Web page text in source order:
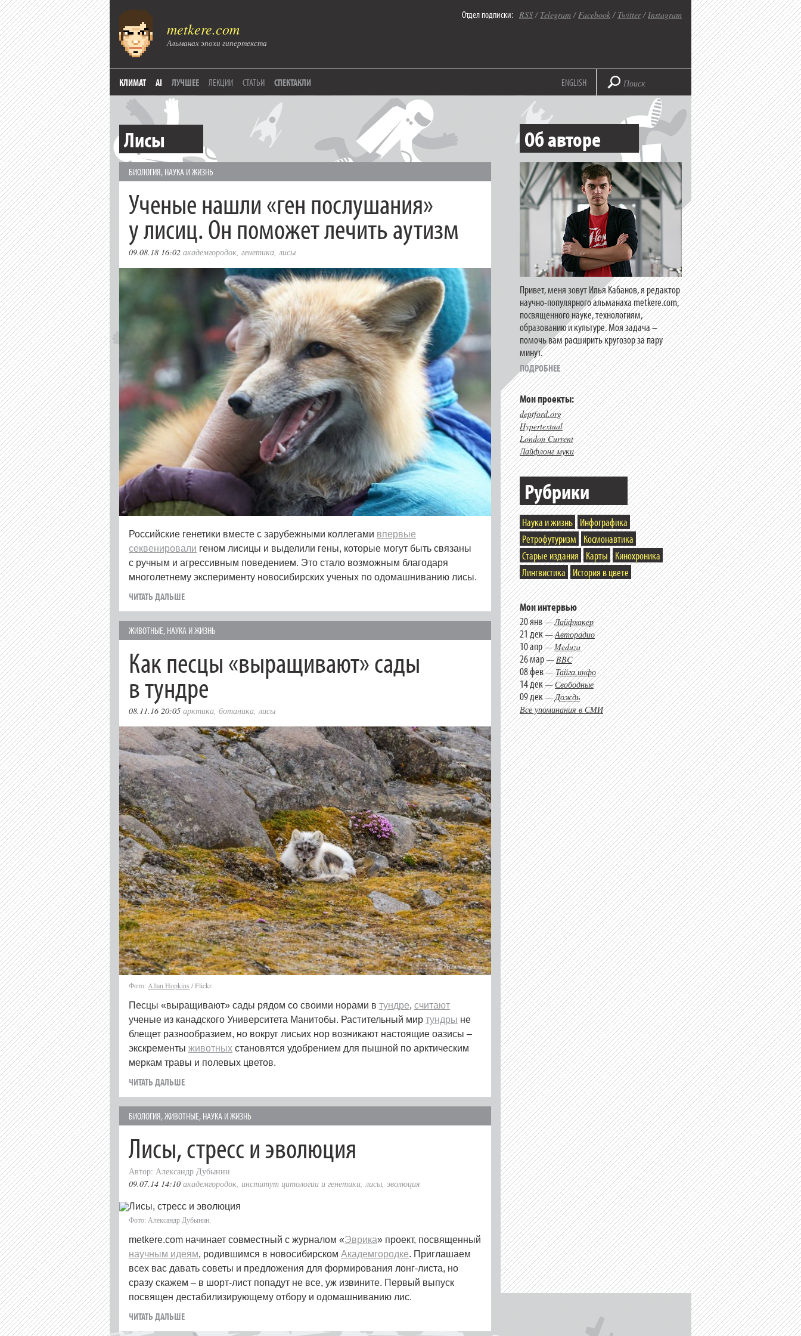
metkere.com
Альманах эпохи гипертекста
Отдел подписки: RSS/ Telegram/Facebook/ Twitter/Instagram
КЛИМАТ AI ЛУЧШЕЕ ЛЕКЦИИ СТАТЬИ СПЕКТАКЛИ ENGLISH
Лисы
БИОЛОГИЯ, НАУКА И ЖИЗНЬ
Ученые нашли «ген послушания»
у лисиц. Он поможет лечить аутизм
09.08.18 16:02 академгородок, генетика,лисы
Российские генетики вместе с зарубежными коллегами впервые
секвенировали геном лисицы и выделили гены, которые могут быть связаны
с ручным и агрессивным поведением. Это стало возможным благодаря
многолетнему эксперименту новосибирских ученых по одомашниванию лисы.
ЧИТАТЬ ДАЛЬШЕ
ЖИВОТНЫЕ, НАУКА И ЖИЗНЬ
Как песцы «выращивают» сады
в тундре
08.11.16 20:05 арктика, ботаника,лисы
Фото: Allan Hopkins / Flickr.
Песцы «выращивают» сады рядом со своими норами в тундре, считают
ученые из канадского Университета Манитобы. Растительный мир тундры не
блещет разнообразием, но вокруг лисьих нор возникают настоящие оазисы –
экскременты животных становятся удобрением для пышной по арктическим
меркам травы и полевых цветов.
ЧИТАТЬ ДАЛЬШЕ
БИОЛОГИЯ,ЖИВОТНЫЕ, НАУКА И ЖИЗНЬ
Лисы, стресс и эволюция
Автор: Александр Дубынин
09.07.14 14:10 академгородок институт цитологии и генетики лисы эволюция
Фото: Александр Дубынин.
metkere.com начинает совместный с журналом «Эврика» проект, посвященный
научным идеям, родившимся в новосибирском Академгородке. Приглашаем
всех вас давать советы и предложения для формирования лонг-листа, но
сразу скажем – в шорт-лист попадут не все, уж извините. Первый выпуск
посвящен дестабилизирующему отбору и одомашниванию лис.
ЧИТАТЬ ДАЛЬШЕ
Об авторе
Привет, меня зовут Илья Кабанов, я редактор
научно-популярного альманаха metkere.com,
посвященного науке, технологиям,
образованию и культуре. Моя задача –
помочь вам расширить кругозор за пару
минут.
ПОДРОБНЕЕ
Мои проекты:
deptford.org
Hypertextual
London Current
Лайфлонг муки
Рубрики
Наука и жизнь Инфографика
Ретрофутуризм
Космонавтика
Старые издания
Карты
Кинохроника
Лингвистика
История в цвете
Мои интервью
20 янв—Лайфхакер
21 дек—Авторадио
10 апр—Meduza
26 мар—BBC
08 фев—Тайга.инфо
14 дек—Свободные
09 дек—Дождь
Все упоминания в СМИ